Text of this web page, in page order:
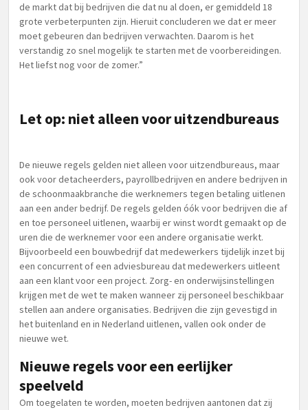
de markt dat bij bedrijven die dat nu al doen, er gemiddeld 18
grote verbeterpunten zijn. Hieruit concluderen we dat er meer
moet gebeuren dan bedrijven verwachten. Daarom is het
verstandig zo snel mogelijk te starten met de voorbereidingen.
Het liefst nog voor de zomer.”
Let op: niet alleen voor uitzendbureaus
De nieuwe regels gelden niet alleen voor uitzendbureaus, maar
ook voor detacheerders, payrollbedrijven en andere bedrijven in
de schoonmaakbranche die werknemers tegen betaling uitlenen
aan een ander bedrijf. De regels gelden óók voor bedrijven die af
en toe personeel uitlenen, waarbij er winst wordt gemaakt op de
uren die de werknemer voor een andere organisatie werkt.
Bijvoorbeeld een bouwbedrijf dat medewerkers tijdelijk inzet bij
een concurrent of een adviesbureau dat medewerkers uitleent
aan een klant voor een project. Zorg- en onderwijsinstellingen
krijgen met de wet te maken wanneer zij personeel beschikbaar
stellen aan andere organisaties. Bedrijven die zijn gevestigd in
het buitenland en in Nederland uitlenen, vallen ook onder de
nieuwe wet.
Nieuwe regels voor een eerlijker
speelveld
Om toegelaten te worden, moeten bedrijven aantonen dat zij